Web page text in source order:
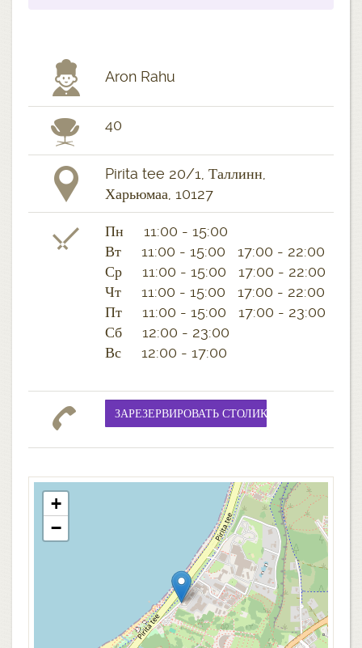
Aron Rahu
40
Pirita tee 20/1, Таллинн,
Харьюмаа, 10127
Пн 11:00 - 15:00
Вт 11:00 - 15:00 17:00 - 22:00
Ср 11:00 - 15:00 17:00 - 22:00
Чт 11:00 - 15:00 17:00 - 22:00
Пт 11:00 - 15:00 17:00 - 23:00
Сб 12:00 - 23:00
Вс 12:00 - 17:00
+
−